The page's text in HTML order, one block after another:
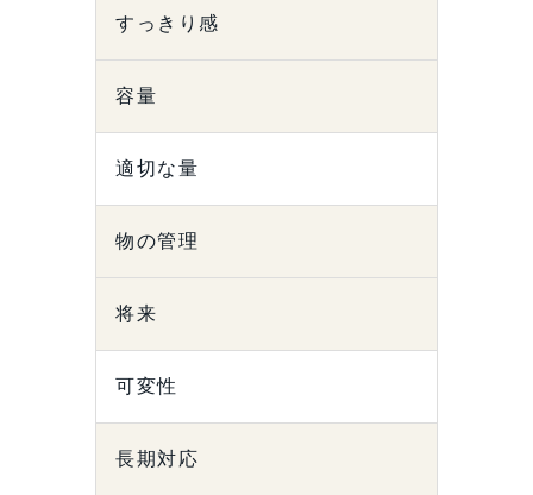
すっきり感
容量
適切な量
物の管理
将来
可変性
長期対応